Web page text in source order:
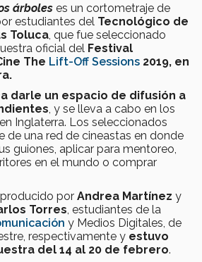
árboles es un cortometraje de
estudiantes del Tecnológico de
Toluca , que fue seleccionado
oficial del Festival
The Lift-Off Sessions 2019, en
darle un espacio de difusión a
, y se lleva a cabo en los
Inglaterra. Los seleccionados
de una red de cineastas en donde
guiones, aplicar para mentoreo,
en el mundo o comprar
por Andrea Martínez y
Torres , estudiantes de la
y Medios Digitales, de
respectivamente y estuvo
del 14 al 20 de febrero.